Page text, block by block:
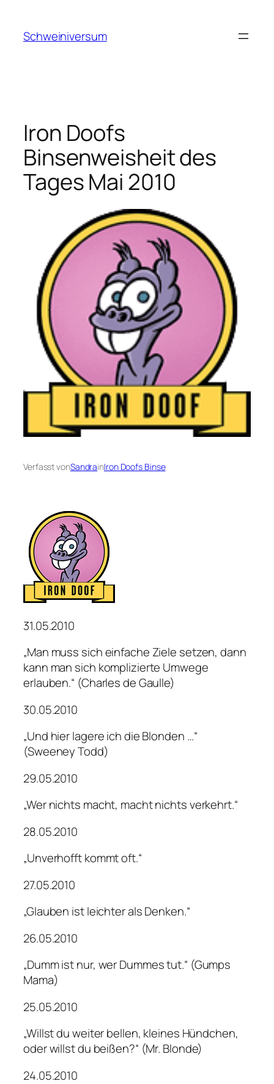
springen
Schweiniversum
Iron Doofs
Binsenweisheit des
Tages Mai 2010
Verfasst vonSandrainIron Doofs Binse
31.05.2010
„Man muss sich einfache Ziele setzen, dann
kann man sich komplizierte Umwege
erlauben.“ (Charles de Gaulle)
30.05.2010
„Und hier lagere ich die Blonden …“
(Sweeney Todd)
29.05.2010
„Wer nichts macht, macht nichts verkehrt.“
28.05.2010
„Unverhofft kommt oft.“
27.05.2010
„Glauben ist leichter als Denken.“
26.05.2010
„Dumm ist nur, wer Dummes tut.“ (Gumps
Mama)
25.05.2010
„Willst du weiter bellen, kleines Hündchen,
oder willst du beißen?“ (Mr. Blonde)
24.05.2010